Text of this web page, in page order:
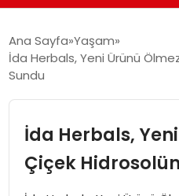
GUNCEL
SPOR
Ana Sayfa Yaşam
İda Herbals, Yeni Ürünü
Sundu
İda Herbals,
Çiçek